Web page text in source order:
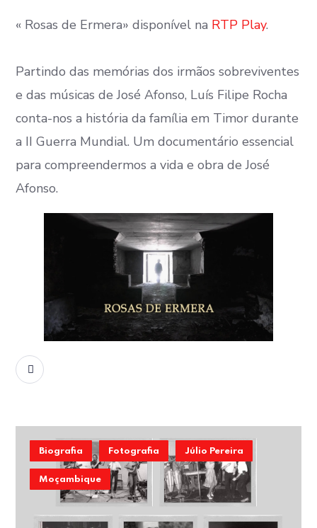
« Rosas de Ermera» disponível na RTP Play.
Partindo das memórias dos irmãos sobreviventes
e das músicas de José Afonso, Luís Filipe Rocha
conta-nos a história da família em Timor durante
a II Guerra Mundial. Um documentário essencial
para compreendermos a vida e obra de José
Afonso.
Biografia Fotografia Júlio Pereira
Moçambique